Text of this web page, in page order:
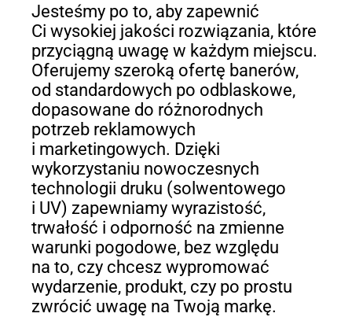
Jesteśmy po to, aby zapewnić
Ci wysokiej jakości rozwiązania, które
przyciągną uwagę w każdym miejscu.
Oferujemy szeroką ofertę banerów,
od standardowych po odblaskowe,
dopasowane do różnorodnych
potrzeb reklamowych
i marketingowych. Dzięki
wykorzystaniu nowoczesnych
technologii druku (solwentowego
i UV) zapewniamy wyrazistość,
trwałość i odporność na zmienne
warunki pogodowe, bez względu
na to, czy chcesz wypromować
wydarzenie, produkt, czy po prostu
zwrócić uwagę na Twoją markę.